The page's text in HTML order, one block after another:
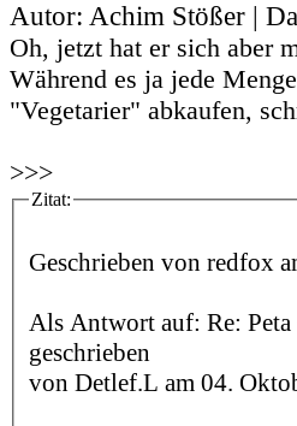
Autor: Achim Stößer |
Oh, jetzt hat er sich aber
Während es ja jede
"Vegetarier" abkaufen,
>>>
Zitat:
Geschrieben von redfox
Als Antwort auf: Re:
geschrieben
von Detlef.L am 04.